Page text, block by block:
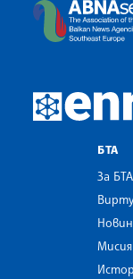
БТА
За БТА
Мисия